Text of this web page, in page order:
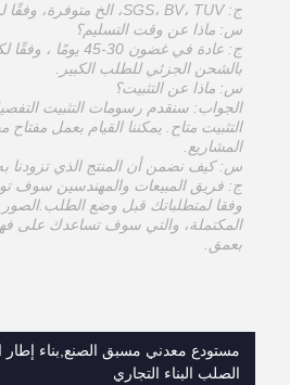
ج: SGS، BV، TUV، الخ متوفرة، وفقًا لمتطلبات العميل.
س: ماذا عن وقت التسليم؟
ج: عادة في غضون 30-
بالشحن الجزئي للطلب الكبير.
س: ماذا عن التثبيت؟
الجواب: سنقدم رسومات التثبيت
التثبيت متاح. يمكننا القيام بعمل مفتاح
المشاريع.
س: كيف نضمن أن المنتج الذي تزودنا
ج: فريق المبيعات والمهندسين سوف
وفقا لمتطلباتك قبل وضع الطلب.الصور
المكتملة، والتي سوف تساعدك على
بعمق.
مستودع معدني مسبق الصنع,بناء إطار
الصلب البناء التجاري